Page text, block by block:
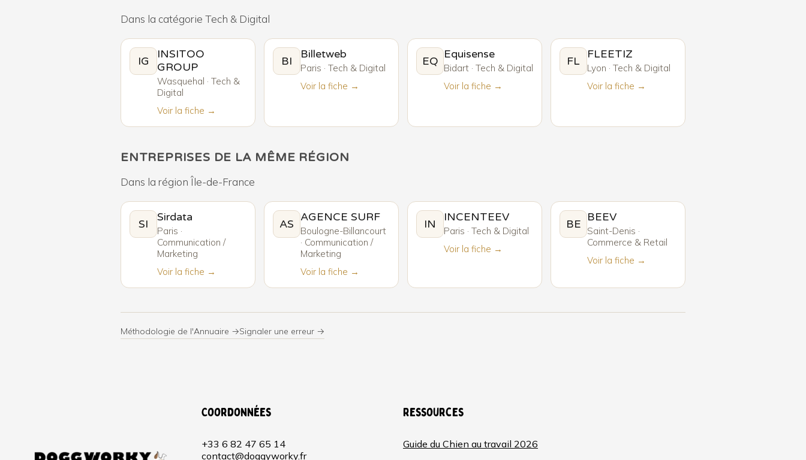
Dans la catégorie Tech & Digital
IG
INSITOO
GROUP
Wasquehal · Tech &
Digital
Voir la fiche →
BI
Billetweb
Paris · Tech & Digital
Voir la fiche →
EQ
Equisense
Bidart · Tech & Digital
Voir la fiche →
FL
FLEETIZ
Lyon · Tech & Digital
Voir la fiche →
ENTREPRISES DE LA MÊME RÉGION
Dans la région Île-de-France
SI
Sirdata
Paris ·
Communication /
Marketing
Voir la fiche →
AS
AGENCE SURF
Boulogne-Billancourt
· Communication /
Marketing
Voir la fiche →
IN
INCENTEEV
Paris · Tech & Digital
Voir la fiche →
BE
BEEV
Saint-Denis ·
Commerce & Retail
Voir la fiche →
Méthodologie de l'Annuaire →Signaler une erreur →
Coordonnées
+33 6 82 47 65 14
contact@doggyworky.fr
Ressources
Guide du Chien au travail 2026